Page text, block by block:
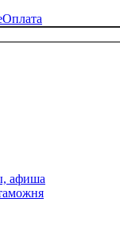
Оплата
афиша